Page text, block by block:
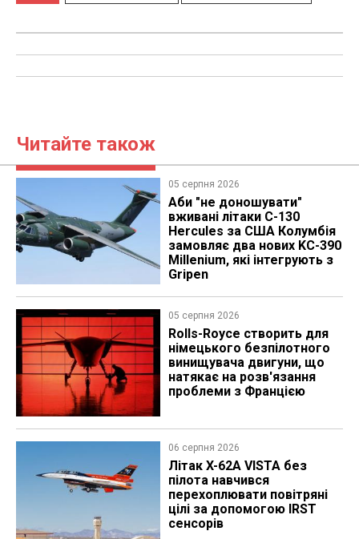
Читайте також
05 серпня 2026
Аби "не доношувати"
вживані літаки C-130
Hercules за США Колумбія
замовляє два нових KC-390
Millenium, які інтегрують з
Gripen
05 серпня 2026
Rolls-Royce створить для
німецького безпілотного
винищувача двигуни, що
натякає на розв'язання
проблеми з Францією
06 серпня 2026
Літак X-62A VISTA без
пілота навчився
перехоплювати повітряні
цілі за допомогою IRST
сенсорів